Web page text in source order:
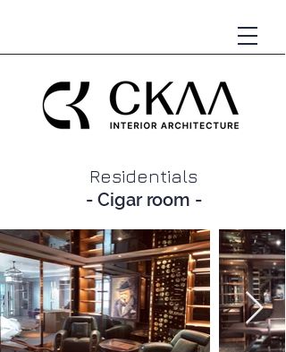
Residentials
- Cigar room -